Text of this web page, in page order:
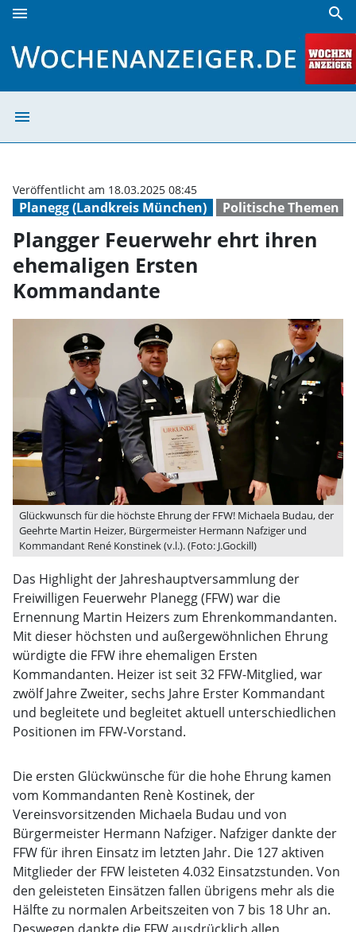
menu search
menu
Planegg (Landkreis München) Politische Themen
Veröffentlicht am 18.03.2025 08:45
Plangger Feuerwehr ehrt ihren
ehemaligen Ersten
Kommandante
Glückwunsch für die höchste Ehrung der FFW! Michaela Budau, der
Geehrte Martin Heizer, Bürgermeister Hermann Nafziger und
Kommandant René Konstinek (v.l.). (Foto: J.Gockill)
Das Highlight der Jahreshauptversammlung der
Freiwilligen Feuerwehr Planegg (FFW) war die
Ernennung Martin Heizers zum Ehrenkommandanten.
Mit dieser höchsten und außergewöhnlichen Ehrung
würdigte die FFW ihre ehemaligen Ersten
Kommandanten. Heizer ist seit 32 FFW-Mitglied, war
zwölf Jahre Zweiter, sechs Jahre Erster Kommandant
und begleitete und begleitet aktuell unterschiedlichen
Positionen im FFW-Vorstand.
Die ersten Glückwünsche für die hohe Ehrung kamen
vom Kommandanten Renè Kostinek, der
Vereinsvorsitzenden Michaela Budau und von
Bürgermeister Hermann Nafziger. Nafziger dankte der
FFW für ihren Einsatz im letzten Jahr. Die 127 aktiven
Mitglieder der FFW leisteten 4.032 Einsatzstunden. Von
den geleisteten Einsätzen fallen übrigens mehr als die
Hälfte zu normalen Arbeitszeiten von 7 bis 18 Uhr an.